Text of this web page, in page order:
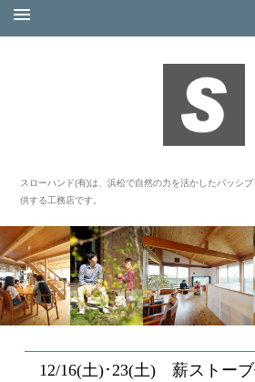
スローハンド(有)は、浜松で自然の力を活かしたパッシ
供する工務店です。
12/16(土)･23(土) 薪ストーブ